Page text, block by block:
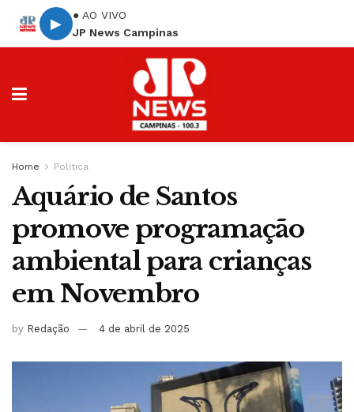
▶
● AO VIVO
JP News Campinas
Home Política
Aquário de Santos
promove programação
ambiental para crianças
em Novembro
by Redação 4 de abril de 2025